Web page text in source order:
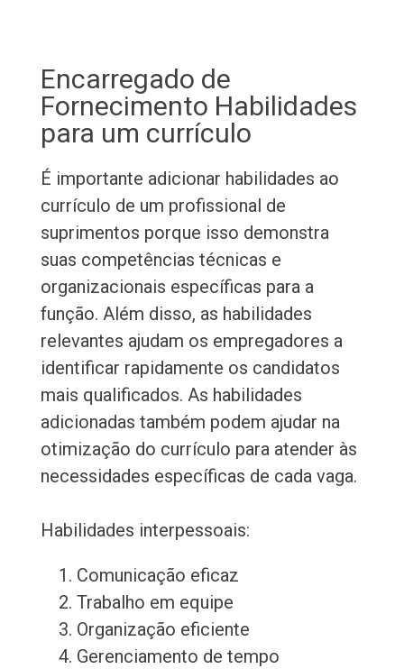
Encarregado de
Fornecimento Habilidades
para um currículo
É importante adicionar habilidades ao
currículo de um profissional de
suprimentos porque isso demonstra
suas competências técnicas e
organizacionais específicas para a
função. Além disso, as habilidades
relevantes ajudam os empregadores a
identificar rapidamente os candidatos
mais qualificados. As habilidades
adicionadas também podem ajudar na
otimização do currículo para atender às
necessidades específicas de cada vaga.
Habilidades interpessoais:
Comunicação eficaz
Trabalho em equipe
Organização eficiente
Gerenciamento de tempo